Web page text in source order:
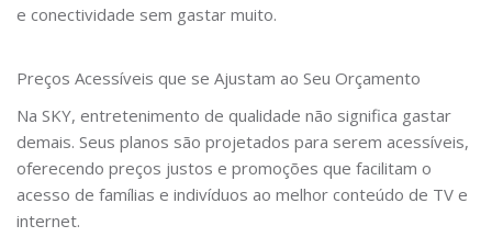
e conectividade sem gastar muito.
Preços Acessíveis que se Ajustam ao Seu Orçamento
Na SKY, entretenimento de qualidade não significa gastar
demais. Seus planos são projetados para serem acessíveis,
oferecendo preços justos e promoções que facilitam o
acesso de famílias e indivíduos ao melhor conteúdo de TV e
internet.